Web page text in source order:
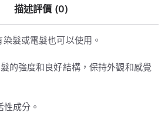
描述評價 (0)
髮或電髮也可以使用。
的強度和良好結構，保持外觀和感覺
成分。